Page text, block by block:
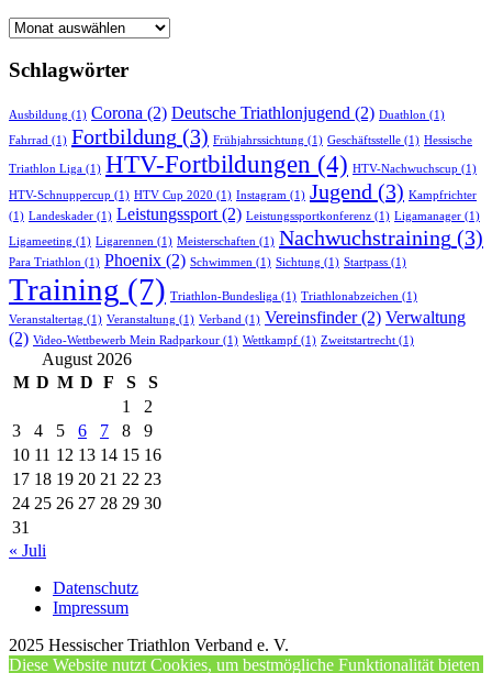
Newsarchiv
Schlagwörter
Ausbildung (1) Corona (2) Deutsche Triathlonjugend (2) Duathlon (1)
Fahrrad (1) Fortbildung (3) Frühjahrssichtung (1) Geschäftsstelle (1) Hessische
Triathlon Liga (1) HTV-Fortbildungen (4) HTV-Nachwuchscup (1)
HTV-Schnuppercup (1) HTV Cup 2020 (1) Instagram (1) Jugend (3) Kampfrichter
(1) Landeskader (1) Leistungssport(2) Leistungssportkonferenz (1) Ligamanager (1)
Ligameeting (1) Ligarennen (1) Meisterschaften (1) Nachwuchstraining (3)
Para Triathlon (1) Phoenix (2) Schwimmen (1) Sichtung (1) Startpass (1)
Training (7) Triathlon-Bundesliga (1) Triathlonabzeichen (1)
Veranstaltertag (1) Veranstaltung (1) Verband (1) Vereinsfinder(2) Verwaltung
(2) Video-Wettbewerb Mein Radparkour (1) Wettkampf (1) Zweitstartrecht (1)
August 2026
M D M D F S
S
1
2
3
4 5 6 7 8
9
10 11 12 13 14 15 16
17 18 19 20 21 22 23
24 25 26 27 28 29 30
31
« Juli
Datenschutz
Impressum
2025 Hessischer Triathlon Verband e. V.
Diese Website nutzt Cookies, um bestmögliche Funktionalität bieten